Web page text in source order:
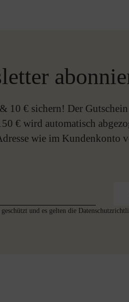
10 € sichern! Der
€ wird automatisch
wie im Kundenkonto
und es gelten die